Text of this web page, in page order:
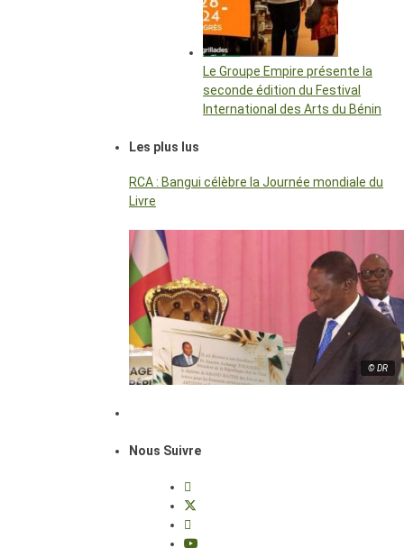
Le Groupe Empire présente la
seconde édition du Festival
International des Arts du Bénin
Les plus lus
RCA : Bangui célèbre la Journée mondiale du
Livre
© DR
Nous Suivre